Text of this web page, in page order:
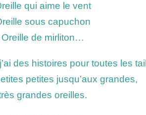
qui aime le vent
sous capuchon
Oreille de mirliton…
des histoires pour toutes les
petites jusqu’aux grandes,
grandes oreilles.